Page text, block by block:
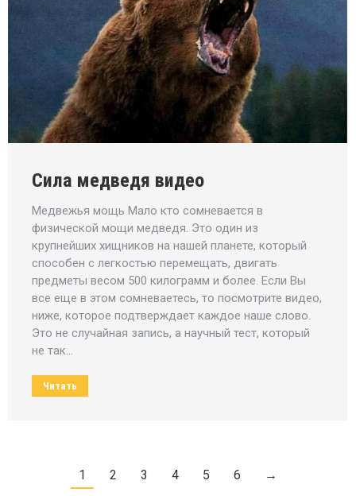
Сила медведя видео
Медвежья мощь Мало кто сомневается в
физической мощи медведя. Это один из
крупнейших хищников на нашей планете, который
способен с легкостью перемещать, двигать
предметы весом 500 килограмм и более. Если Вы
все еще в этом сомневаетесь, то посмотрите видео,
ниже, которое подтверждает каждое наше слово.
Это не случайная запись, а научный тест, который
не так…
Читать
1 2 3 4 5 6 →